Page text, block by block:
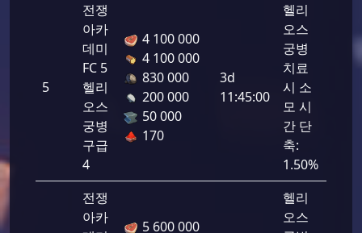
5
전쟁
아카
데미
FC 5
헬리
오스
궁병
구급
4
4 100 000
4 100 000
830 000
200 000
50 000
170
3d
11:45:00
헬리
오스
궁병
치료
시 소
모 시
간 단
축:
1.50%
전쟁
아카
5 600 000
헬리
오스